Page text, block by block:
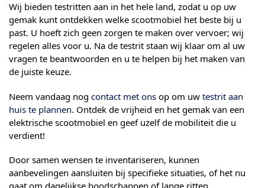
Wij bieden testritten aan in het hele land, zodat u op uw
gemak kunt ontdekken welke scootmobiel het beste bij u
past. U hoeft zich geen zorgen te maken over vervoer; wij
regelen alles voor u. Na de testrit staan wij klaar om al uw
vragen te beantwoorden en u te helpen bij het maken van
de juiste keuze.
Neem vandaag nog contact met ons op om uw testrit aan
huis te plannen. Ontdek de vrijheid en het gemak van een
elektrische scootmobiel en geef uzelf de mobiliteit die u
verdient!
Door samen wensen te inventariseren, kunnen
aanbevelingen aansluiten bij specifieke situaties, of het nu